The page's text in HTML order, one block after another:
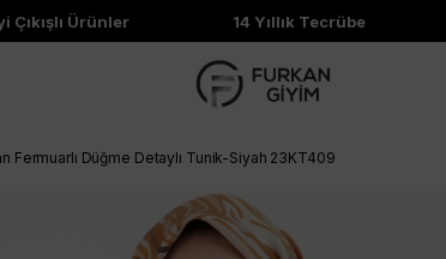
Ürünler 14 Yıllık Tecrübe
Fermuarlı Düğme Detaylı Tunik-Siyah 23KT409